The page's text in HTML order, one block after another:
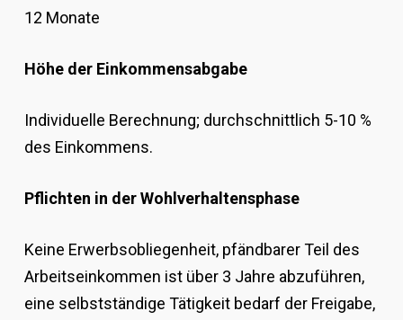
12 Monate
Höhe der Einkommensabgabe
Individuelle Berechnung; durchschnittlich 5-10 %
des Einkommens.
Pflichten in der Wohlverhaltensphase
Keine Erwerbsobliegenheit, pfändbarer Teil des
Arbeitseinkommen ist über 3 Jahre abzuführen,
eine selbstständige Tätigkeit bedarf der Freigabe,